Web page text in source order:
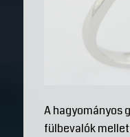
A hagyományos
fülbevalók